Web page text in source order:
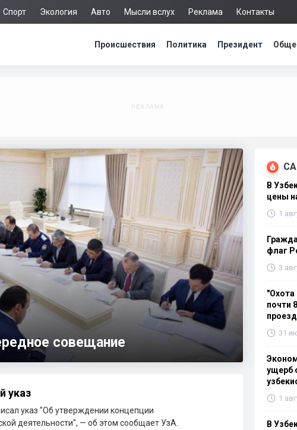
Спорт Экология Авто Мысли вслух Реклама Контакты
Происшествия Политика Президент
совещание
указ
указ "Об утверждении концепции
деятельности", — об этом сообщает УзА.
В
цены
1
флаг
3
"Охота
почти
31
ущерб
1
В